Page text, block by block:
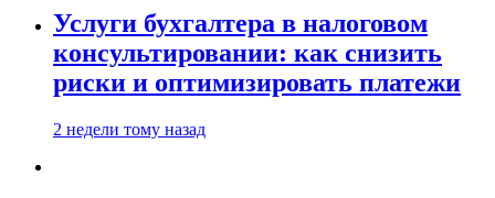
Услуги бухгалтера в налоговом
консультировании: как снизить
риски и оптимизировать платежи
2 недели тому назад